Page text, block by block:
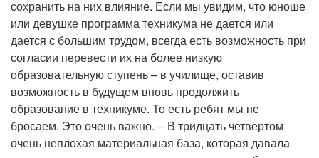
сохранить на них влияние. Если мы увидим, что юноше
или девушке программа техникума не дается или
дается с большим трудом, всегда есть возможность при
согласии перевести их на более низкую
образовательную ступень – в училище, оставив
возможность в будущем вновь продолжить
образование в техникуме. То есть ребят мы не
бросаем. Это очень важно. -- В тридцать четвертом
очень неплохая материальная база, которая давала